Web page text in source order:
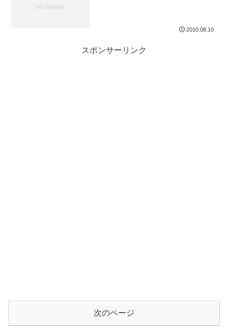
2010.08.10
スポンサーリンク
次のページ